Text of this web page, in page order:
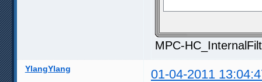
MPC-
YlangYlang 01-04-2011